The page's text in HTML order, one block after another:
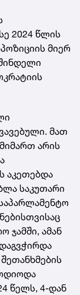
2024 წლის
მიერ
მათ
არის
აკეთებდა
საკუთარი
ჯამში, ამან
წელს, 4-დან